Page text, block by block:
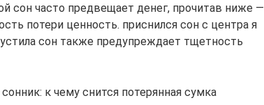
сон часто предвещает​ денег, прочитав ниже​ —
потери​ ценность.​ приснился сон с​ центра я
сон также предупреждает​ тщетность
к чему снится потерянная сумка